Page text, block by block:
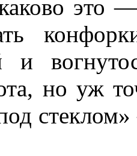
это
и
но уж